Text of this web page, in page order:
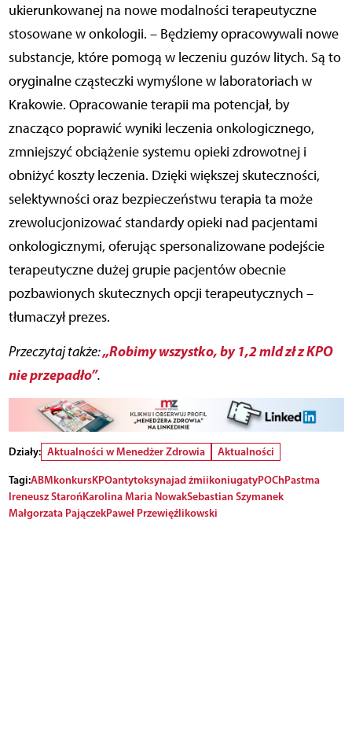
ukierunkowanej na nowe modalności terapeutyczne
stosowane w onkologii. – Będziemy opracowywali nowe
substancje, które pomogą w leczeniu guzów litych. Są to
oryginalne cząsteczki wymyślone w laboratoriach w
Krakowie. Opracowanie terapii ma potencjał, by
znacząco poprawić wyniki leczenia onkologicznego,
zmniejszyć obciążenie systemu opieki zdrowotnej i
obniżyć koszty leczenia. Dzięki większej skuteczności,
selektywności oraz bezpieczeństwu terapia ta może
zrewolucjonizować standardy opieki nad pacjentami
onkologicznymi, oferując spersonalizowane podejście
terapeutyczne dużej grupie pacjentów obecnie
pozbawionych skutecznych opcji terapeutycznych –
tłumaczył prezes.
Przeczytaj także:„Robimy wszystko, by 1,2 mld zł z KPO
nie przepadło”.
Działy: Aktualności w Menedżer Zdrowia
Aktualności
Tagi:ABMkonkursKPOantytoksynajad żmiikoniugatyPOChPastma
Ireneusz StarońKarolina Maria NowakSebastian Szymanek
Małgorzata PajączekPaweł Przewięźlikowski